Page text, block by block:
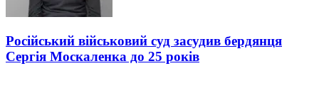
Російський військовий суд засудив бердянця
Сергія Москаленка до 25 років